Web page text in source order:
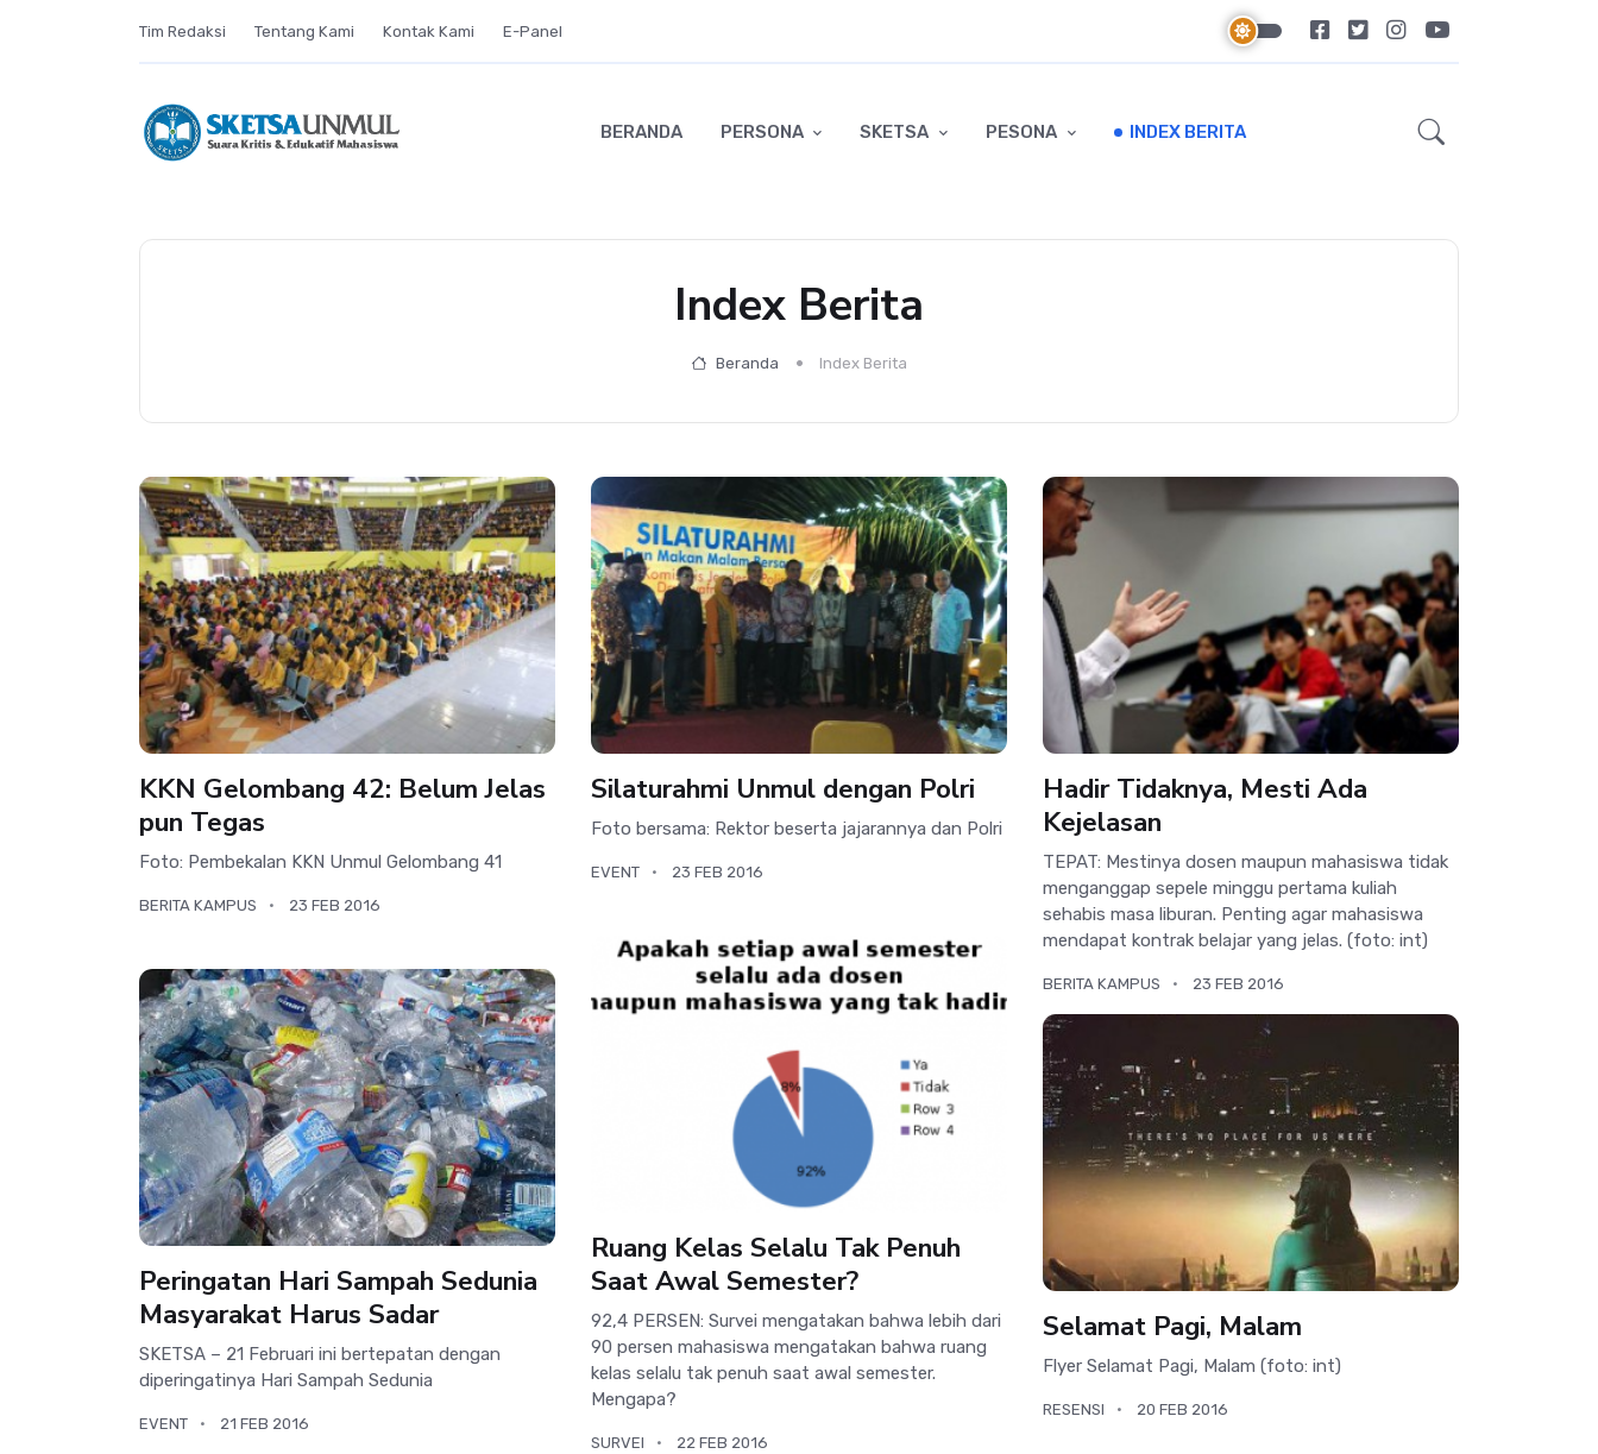
Tim Redaksi Tentang Kami Kontak Kami E-Panel
BERANDA PERSONA SKETSA PESONA INDEX BERITA
Index Berita
Beranda Index Berita
KKN Gelombang 42: Belum Jelas
pun Tegas
Foto: Pembekalan KKN Unmul Gelombang 41
BERITA KAMPUS 23 FEB 2016
Silaturahmi Unmul dengan Polri
Foto bersama: Rektor beserta jajarannya dan Polri
EVENT 23 FEB 2016
Hadir Tidaknya, Mesti Ada
Kejelasan
TEPAT: Mestinya dosen maupun mahasiswa tidak
menganggap sepele minggu pertama kuliah
sehabis masa liburan. Penting agar mahasiswa
mendapat kontrak belajar yang jelas. (foto: int)
BERITA KAMPUS 23 FEB 2016
Ruang Kelas Selalu Tak Penuh
Saat Awal Semester?
92,4 PERSEN: Survei mengatakan bahwa lebih dari
90 persen mahasiswa mengatakan bahwa ruang
kelas selalu tak penuh saat awal semester.
Mengapa?
SURVEI 22 FEB 2016
Peringatan Hari Sampah Sedunia
Masyarakat Harus Sadar
SKETSA – 21 Februari ini bertepatan dengan
diperingatinya Hari Sampah Sedunia
EVENT 21 FEB 2016
Selamat Pagi, Malam
Flyer Selamat Pagi, Malam (foto: int)
RESENSI 20 FEB 2016